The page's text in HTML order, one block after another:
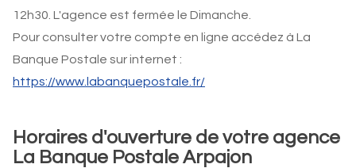
12h30. L'agence est fermée le Dimanche.
Pour consulter votre compte en ligne accédez à La
Banque Postale sur internet :
https://www.labanquepostale.fr/
Horaires d'ouverture de votre agence
La Banque Postale Arpajon